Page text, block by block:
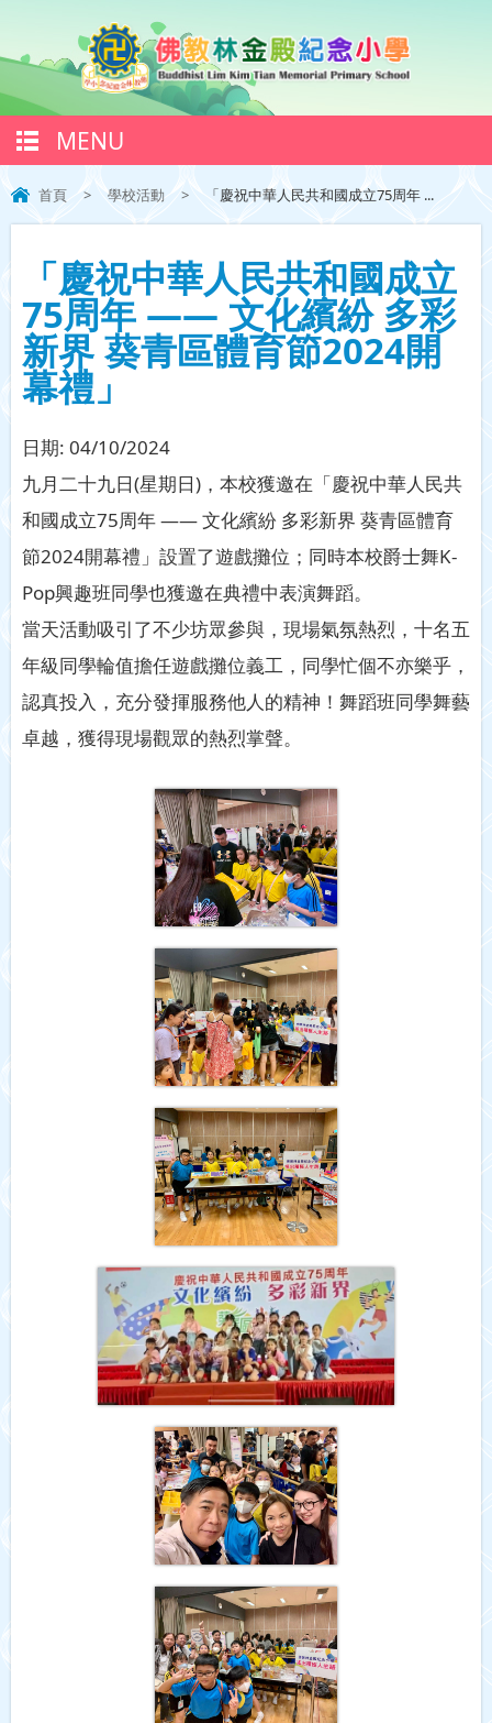
MENU
首頁 > 學校活動 > 「慶祝中華人民共和國成立75周年 ...
「慶祝中華人民共和國成立
75周年 —— 文化繽紛 多彩
新界 葵青區體育節2024開
幕禮」
日期: 04/10/2024
九月二十九日(星期日)，本校獲邀在「慶祝中華人民共
和國成立75周年 —— 文化繽紛 多彩新界 葵青區體育
節2024開幕禮」設置了遊戲攤位；同時本校爵士舞K-
Pop興趣班同學也獲邀在典禮中表演舞蹈。
當天活動吸引了不少坊眾參與，現場氣氛熱烈，十名五
年級同學輪值擔任遊戲攤位義工，同學忙個不亦樂乎，
認真投入，充分發揮服務他人的精神！舞蹈班同學舞藝
卓越，獲得現場觀眾的熱烈掌聲。